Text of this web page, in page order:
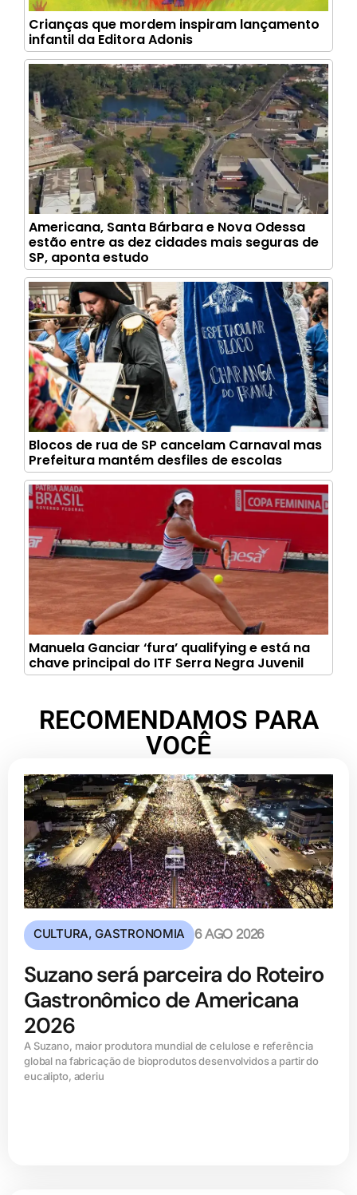
Crianças que mordem inspiram lançamento
infantil da Editora Adonis
Americana, Santa Bárbara e Nova Odessa
estão entre as dez cidades mais seguras de
SP, aponta estudo
Blocos de rua de SP cancelam Carnaval mas
Prefeitura mantém desfiles de escolas
Manuela Ganciar ‘fura’ qualifying e está na
chave principal do ITF Serra Negra Juvenil
RECOMENDAMOS PARA
VOCÊ
CULTURA,GASTRONOMIA 6 AGO 2026
Suzano será parceira do Roteiro
Gastronômico de Americana
2026
A Suzano, maior produtora mundial de celulose e referência
global na fabricação de bioprodutos desenvolvidos a partir do
eucalipto, aderiu